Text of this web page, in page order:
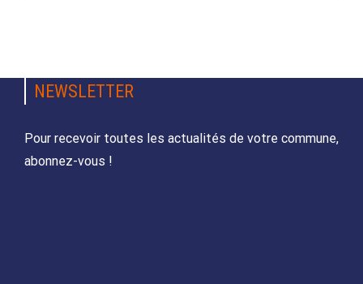
NEWSLETTER
Pour recevoir toutes les actualités de votre commune,
abonnez-vous !